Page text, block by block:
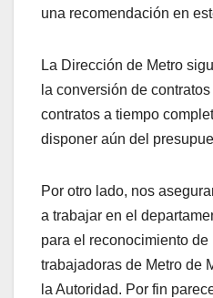
una recomendación en
La Dirección de Metro
la conversión de
contratos a tiempo
disponer aún del
Por otro lado, nos
a trabajar en el
para el reconocimiento
trabajadoras de Metro de
la Autoridad. Por fin